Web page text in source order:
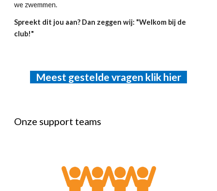
we zwemmen.
Spreekt dit jou aan? Dan zeggen wij: "Welkom bij de
club!"
Meest gestelde vragen klik hier
Onze support teams